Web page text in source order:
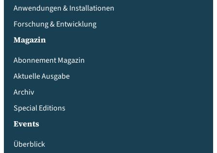
Anwendungen & Installationen
Forschung & Entwicklung
Magazin
Abonnement Magazin
Aktuelle Ausgabe
Archiv
Special Editions
Events
Überblick